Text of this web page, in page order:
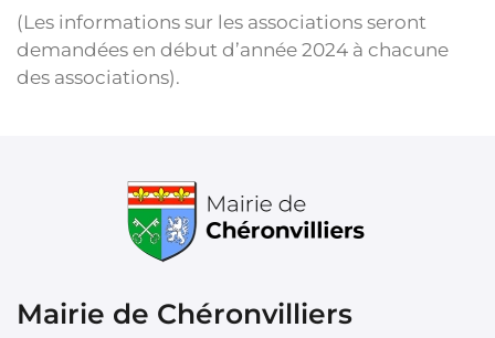
(Les informations sur les associations seront
demandées en début d’année 2024 à chacune
des associations).
Mairie de Chéronvilliers